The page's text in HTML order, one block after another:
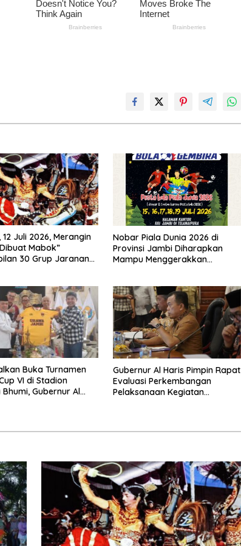
12 Juli 2026, Merangin
Mabok”
30 Grup Jaranan
Nobar Piala Dunia 2026 di
Provinsi Jambi Diharapkan
Mampu Menggerakkan
Buka Turnamen
VI di Stadion
Gubernur Al
Gubernur Al Haris Pimpin Rapat
Evaluasi Perkembangan
Pelaksanaan Kegiatan